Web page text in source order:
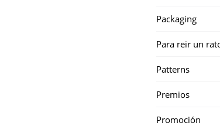
Packaging
Para reir un
Patterns
Premios
Promoción